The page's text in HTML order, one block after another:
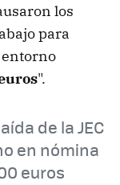
los
para
entorno
".
de la JEC
en nómina
euros